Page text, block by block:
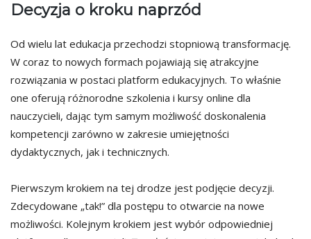
Decyzja o kroku naprzód
Od wielu lat edukacja przechodzi stopniową transformację.
W coraz to nowych formach pojawiają się atrakcyjne
rozwiązania w postaci platform edukacyjnych. To właśnie
one oferują różnorodne szkolenia i kursy online dla
nauczycieli, dając tym samym możliwość doskonalenia
kompetencji zarówno w zakresie umiejętności
dydaktycznych, jak i technicznych.
Pierwszym krokiem na tej drodze jest podjęcie decyzji.
Zdecydowane „tak!” dla postępu to otwarcie na nowe
możliwości. Kolejnym krokiem jest wybór odpowiedniej